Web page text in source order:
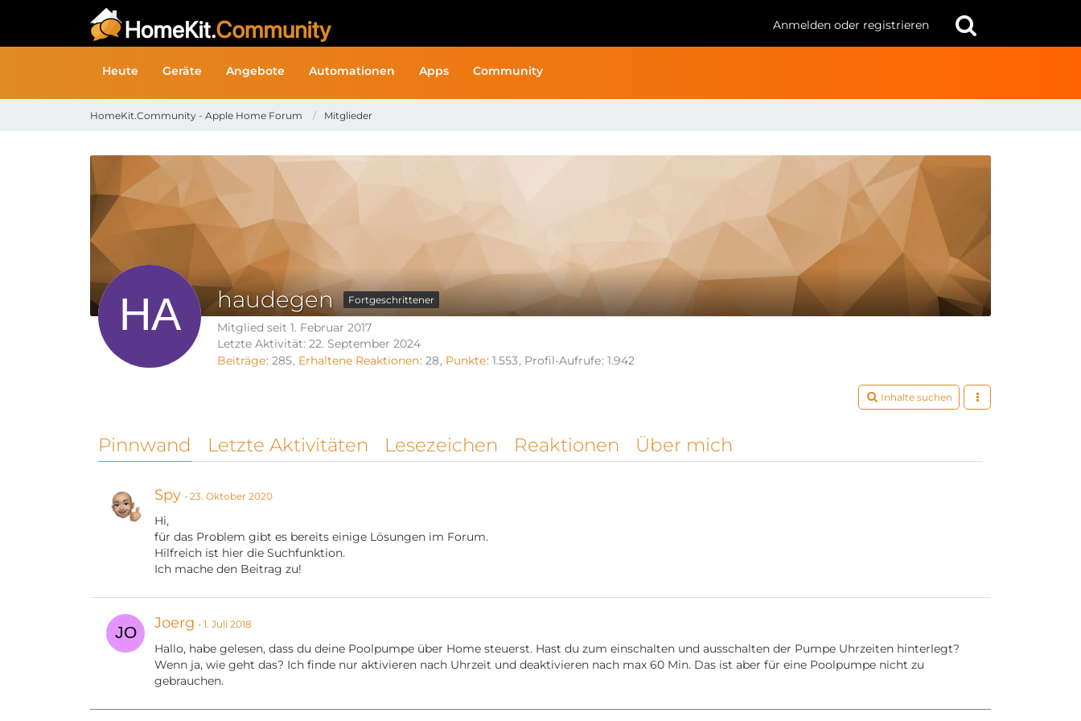
Anmelden oder registrieren
Heute Geräte Angebote Automationen Apps Community
HomeKit.Community - Apple Home Forum Mitglieder
haudegen Fortgeschrittener
Mitglied seit 1. Februar 2017
Letzte Aktivität: 22. September 2024
Beiträge 285 Erhaltene Reaktionen 28 Punkte 1.553 Profil-Aufrufe 1.942
Inhalte suchen
Pinnwand Letzte Aktivitäten Lesezeichen Reaktionen Über mich
Spy 23. Oktober 2020
Hi,
für das Problem gibt es bereits einige Lösungen im Forum.
Hilfreich ist hier die Suchfunktion.
Ich mache den Beitrag zu!
Joerg 1. Juli 2018
Hallo, habe gelesen, dass du deine Poolpumpe über Home steuerst. Hast du zum einschalten und ausschalten der Pumpe Uhrzeiten hinterlegt?
Wenn ja, wie geht das? Ich finde nur aktivieren nach Uhrzeit und deaktivieren nach max 60 Min. Das ist aber für eine Poolpumpe nicht zu
gebrauchen.